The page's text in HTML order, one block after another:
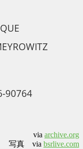
90764
via archive.org
写真 via bsrlive.com